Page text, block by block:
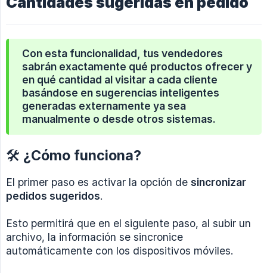
Con esta funcionalidad, tus vendedores
sabrán exactamente qué productos ofrecer y
en qué cantidad al visitar a cada cliente
basándose en sugerencias inteligentes
generadas externamente ya sea
manualmente o desde otros sistemas.
🛠 ¿Cómo funciona?
El primer paso es activar la opción de sincronizar
pedidos sugeridos.
Esto permitirá que en el siguiente paso, al subir un
archivo, la información se sincronice
automáticamente con los dispositivos móviles.